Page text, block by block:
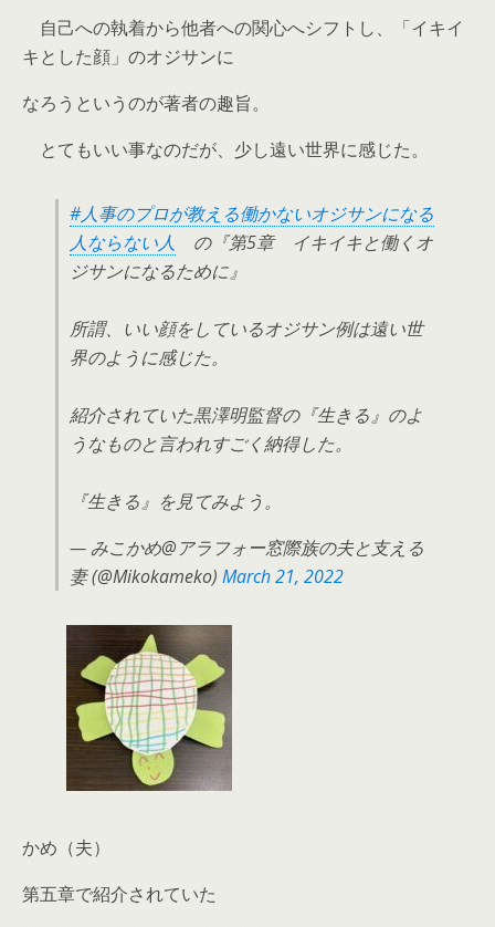
自己への執着から他者への関心へシフトし、「イキイ
キとした顔」のオジサンに
なろうというのが著者の趣旨。
とてもいい事なのだが、少し遠い世界に感じた。
#人事のプロが教える働かないオジサンになる
人ならない人 の『第5章 イキイキと働くオ
ジサンになるために』
所謂、いい顔をしているオジサン例は遠い世
界のように感じた。
紹介されていた黒澤明監督の『生きる』のよ
うなものと言われすごく納得した。
『生きる』を見てみよう。
— みこかめ@アラフォー窓際族の夫と支える
妻 (@Mikokameko) March 21, 2022
かめ（夫）
第五章で紹介されていた